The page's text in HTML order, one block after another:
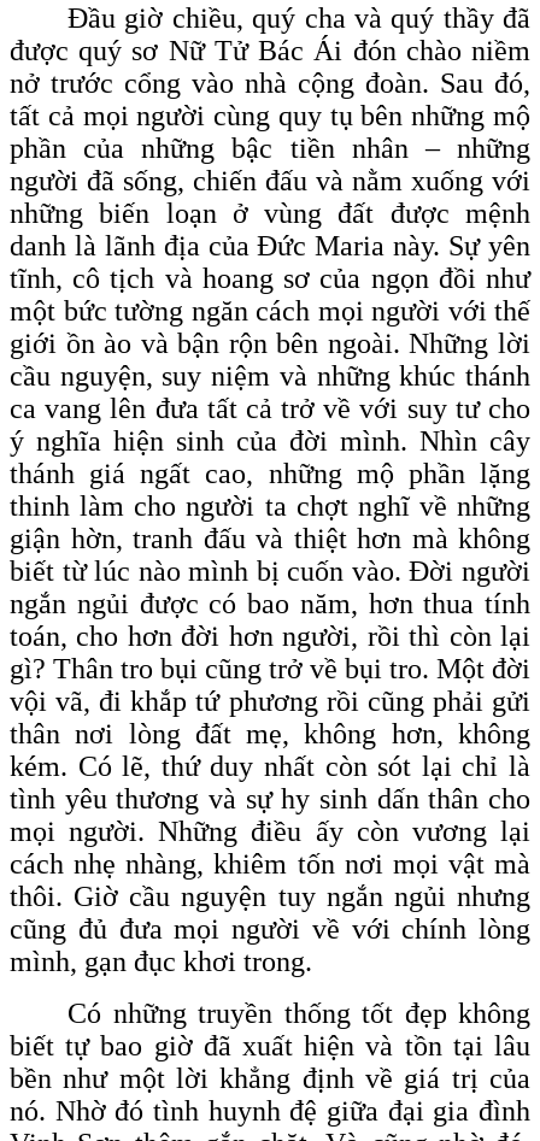
Đầu giờ chiều, quý cha và quý thầy đã
được quý sơ Nữ Tử Bác Ái đón chào niềm
nở trước cổng vào nhà cộng đoàn. Sau đó,
tất cả mọi người cùng quy tụ bên những mộ
phần của những bậc tiền nhân – những
người đã sống, chiến đấu và nằm xuống với
những biến loạn ở vùng đất được mệnh
danh là lãnh địa của Đức Maria này. Sự yên
tĩnh, cô tịch và hoang sơ của ngọn đồi như
một bức tường ngăn cách mọi người với thế
giới ồn ào và bận rộn bên ngoài. Những lời
cầu nguyện, suy niệm và những khúc thánh
ca vang lên đưa tất cả trở về với suy tư cho
ý nghĩa hiện sinh của đời mình. Nhìn cây
thánh giá ngất cao, những mộ phần lặng
thinh làm cho người ta chợt nghĩ về những
giận hờn, tranh đấu và thiệt hơn mà không
biết từ lúc nào mình bị cuốn vào. Đời người
ngắn ngủi được có bao năm, hơn thua tính
toán, cho hơn đời hơn người, rồi thì còn lại
gì? Thân tro bụi cũng trở về bụi tro. Một đời
vội vã, đi khắp tứ phương rồi cũng phải gửi
thân nơi lòng đất mẹ, không hơn, không
kém. Có lẽ, thứ duy nhất còn sót lại chỉ là
tình yêu thương và sự hy sinh dấn thân cho
mọi người. Những điều ấy còn vương lại
cách nhẹ nhàng, khiêm tốn nơi mọi vật mà
thôi. Giờ cầu nguyện tuy ngắn ngủi nhưng
cũng đủ đưa mọi người về với chính lòng
mình, gạn đục khơi trong.
Có những truyền thống tốt đẹp không
biết tự bao giờ đã xuất hiện và tồn tại lâu
bền như một lời khẳng định về giá trị của
nó. Nhờ đó tình huynh đệ giữa đại gia đình